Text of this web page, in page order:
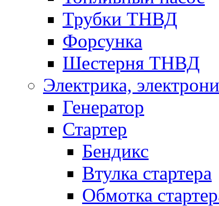
Трубки ТНВД
Форсунка
Шестерня ТНВД
Электрика,
Генератор
Стартер
Бендикс
Втулка стартера
Обмотка